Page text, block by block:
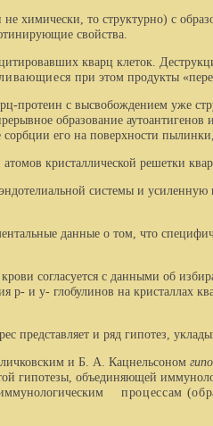
то структурно) с
свойства.
кварц клеток.
при этом продукты
с вы­свобождением уже
образование
его на поверхности
кристаллической решетки
системы и
данные о том, что
согласует­ся с данными об
и у- глобулинов на кристаллах
и ряд гипотез,
и Б. А. Кацнельсоном
гипотезы, объединяющей
иммунологическим процессам